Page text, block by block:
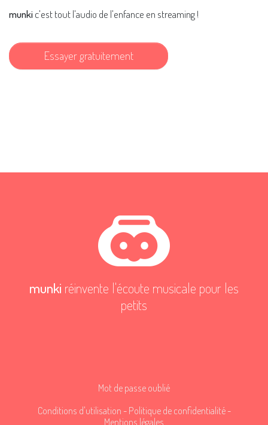
munkic'est tout l'audio de l'enfance en streaming !
Essayer gratuitement
munki réinvente l'écoute musicale pour les
petits
Mot de passe oublié
Conditions d'utilisation -Politique de confidentialité-
Mentions légales